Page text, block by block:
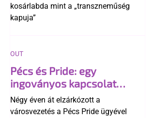
kosárlabda mint a „transzneműség
kapuja”
Pécs és Pride: egy
ingoványos kapcsolat
története
Négy éven át elzárkózott a
városvezetés a Pécs Pride ügyével
OUT